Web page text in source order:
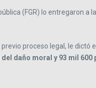
(FGR) lo entregaron a
proceso legal, le dictó
daño moral y 93 mil 600